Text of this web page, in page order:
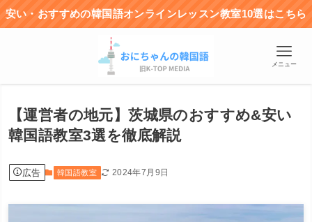
安い・おすすめの韓国語オンラインレッスン教室10選はこちら
メニュー
【運営者の地元】茨城県のおすすめ&安い
韓国語教室3選を徹底解説
広告 韓国語教室 2024年7月9日